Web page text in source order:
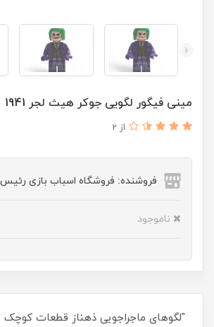
مینی فیگور لگویی جوکر هیث لجر 1941
از 2
فروشنده: فروشگاه اسباب بازی
ناموجود
"لگوهای ماجراجویی ذهناز قطعات کوچک